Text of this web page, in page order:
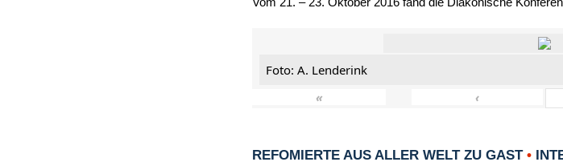
Foto: A. Lenderink
«
‹
REFOMIERTE AUS ALLER WELT ZU GAST •